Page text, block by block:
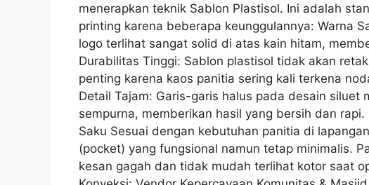
menerapkan teknik Sablon Plastisol. Ini adalah
printing karena beberapa keunggulannya: Warna
logo terlihat sangat solid di atas kain hitam,
Durabilitas Tinggi: Sablon plastisol tidak akan
penting karena kaos panitia sering kali terkena
Detail Tajam: Garis-garis halus pada desain siluet
sempurna, memberikan hasil yang bersih dan
Saku Sesuai dengan kebutuhan panitia di
(pocket) yang fungsional namun tetap minimalis.
kesan gagah dan tidak mudah terlihat kotor saat